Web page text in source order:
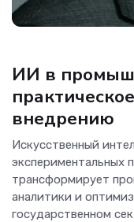
ИИ в
внедрению
Искусственный
экспериментальных
трансформирует
аналитики и
государственном